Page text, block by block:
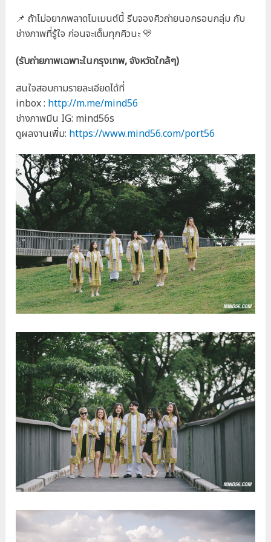
📌 ถ้าไม่อยากพลาดโมเมนต์นี้ รีบจองคิวถ่ายนอกรอบกลุ่ม กับ
ช่างภาพที่รู้ใจ ก่อนจะเต็มทุกคิวนะ 💛
(รับถ่ายภาพเฉพาะในกรุงเทพ, จังหวัดใกล้ๆ)
สนใจสอบถามรายละเอียดได้ที่
inbox : http://m.me/mind56
ช่างภาพมีน IG: mind56s
ดูผลงานเพิ่ม: https://www.mind56.com/port56